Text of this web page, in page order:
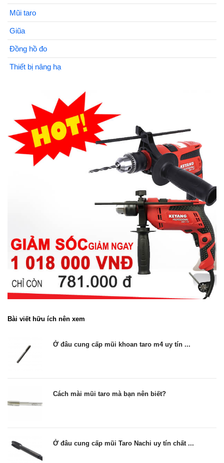
Mũi taro
Giũa
Đồng hồ đo
Thiết bị nâng hạ
Bài viết hữu ích nên xem
Ở đâu cung cấp mũi khoan taro m4 uy tín ...
Cách mài mũi taro mà bạn nên biết?
Ở đâu cung cấp mũi Taro Nachi uy tín chất ...